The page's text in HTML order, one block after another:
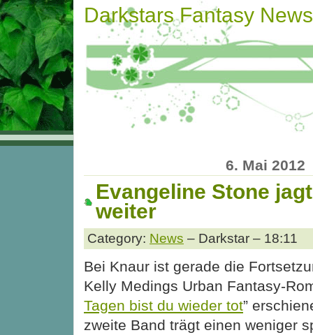
Darkstars Fantasy News
6. Mai 2012
Evangeline Stone
weiter
Category: News – Darkstar – 18:11
Bei Knaur ist gerade die
Kelly Medings Urban Fantasy-
Tagen bist du wieder tot”
zweite Band trägt einen weniger